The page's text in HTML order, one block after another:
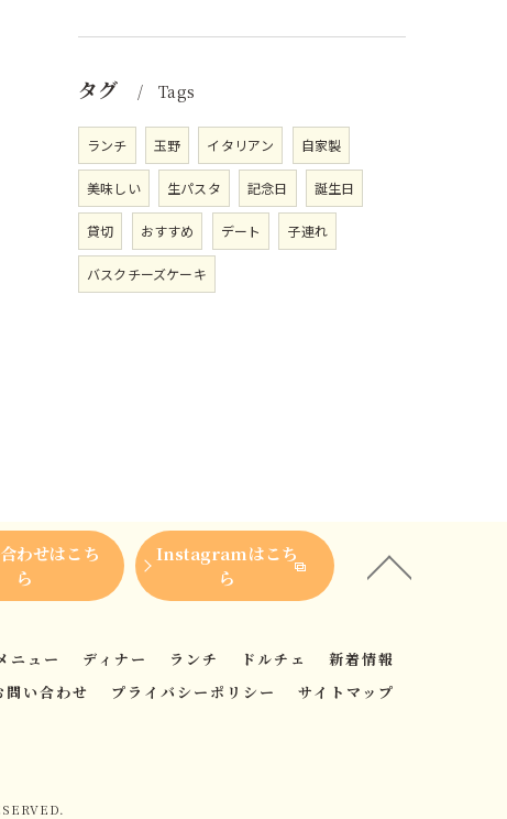
タグ Tags
ランチ 玉野 イタリアン 自家製
美味しい 生パスタ 記念日 誕生日
貸切 おすすめ デート 子連れ
バスクチーズケーキ
わせはこち
ら
Instagramはこち
ら
ニュー ディナー ランチ ドルチェ
新着情報
問い合わせ プライバシーポリシー サイトマップ